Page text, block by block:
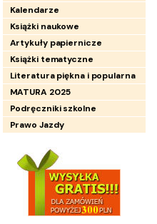
Kalendarze
Książki naukowe
Artykuły papiernicze
Książki tematyczne
Literatura piękna i popularna
MATURA 2025
Podręczniki szkolne
Prawo Jazdy